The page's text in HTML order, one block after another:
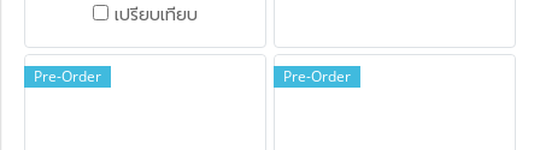
เปรียบเทียบ
Pre-Order Pre-Order